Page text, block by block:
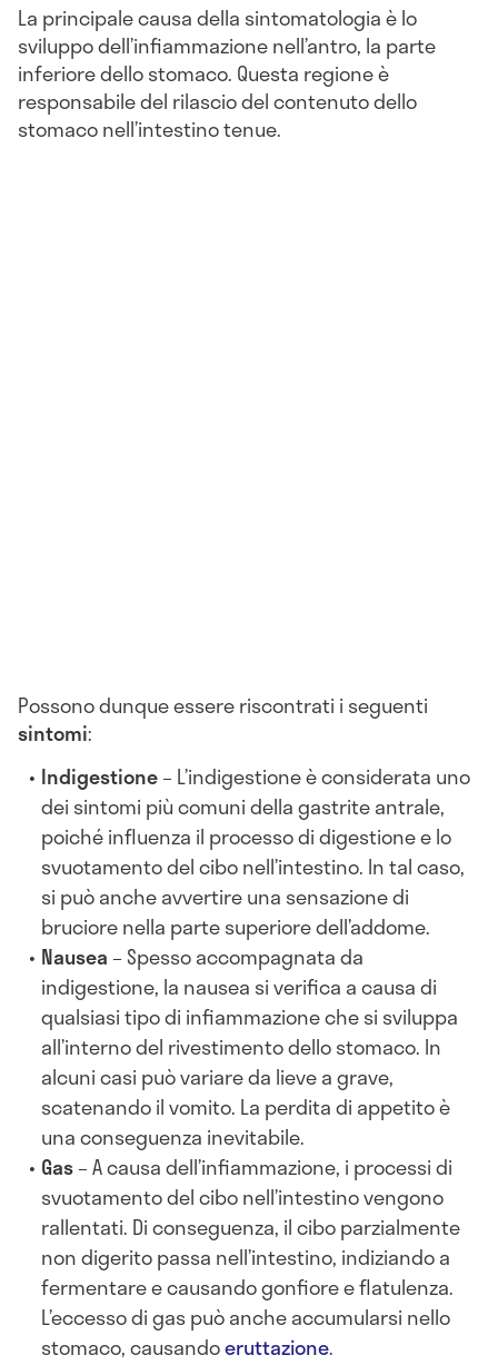
La principale causa della sintomatologia è lo
sviluppo dell’infiammazione nell’antro, la parte
inferiore dello stomaco. Questa regione è
responsabile del rilascio del contenuto dello
stomaco nell’intestino tenue.
Possono dunque essere riscontrati i seguenti
sintomi:
Indigestione– L’indigestione è considerata uno
dei sintomi più comuni della gastrite antrale,
poiché influenza il processo di digestione e lo
svuotamento del cibo nell’intestino. In tal caso,
si può anche avvertire una sensazione di
bruciore nella parte superiore dell’addome.
Nausea – Spesso accompagnata da
indigestione, la nausea si verifica a causa di
qualsiasi tipo di infiammazione che si sviluppa
all’interno del rivestimento dello stomaco. In
alcuni casi può variare da lieve a grave,
scatenando il vomito. La perdita di appetito è
una conseguenza inevitabile.
Gas– A causa dell’infiammazione, i processi di
svuotamento del cibo nell’intestino vengono
rallentati. Di conseguenza, il cibo parzialmente
non digerito passa nell’intestino, indiziando a
fermentare e causando gonfiore e flatulenza.
L’eccesso di gas può anche accumularsi nello
stomaco, causandoeruttazione.